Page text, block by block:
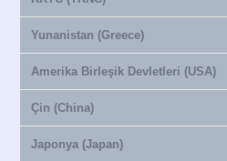
Yunanistan (Greece)
Amerika Birleşik Devletleri (USA)
Çin (China)
Japonya (Japan)